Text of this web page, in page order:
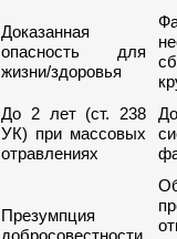
Доказанная
опасность для
жизни/здоровья
До 2 лет (ст. 238
УК) при массовых
отравлениях
Презумпция
добросовестности